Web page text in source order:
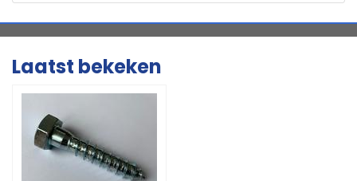
Laatst bekeken